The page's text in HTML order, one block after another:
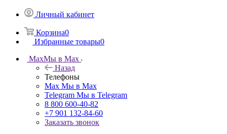
Личный кабинет
Корзина0
Избранные товары0
MaxМы в Max
Назад
Телефоны
Max Мы в Max
Telegram Мы в Telegram
8 800 600-40-82
+7 901 132-84-60
Заказать звонок